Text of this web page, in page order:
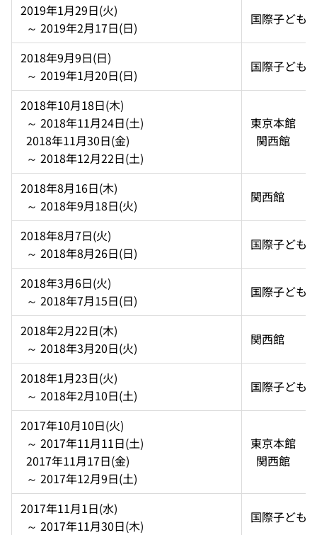
2019年1月29日(火)
  ～ 2019年2月17日(日)
国際子ども
2018年9月9日(日)
  ～ 2019年1月20日(日)
国際子ども
2018年10月18日(木)
  ～ 2018年11月24日(土)
  2018年11月30日(金)
  ～ 2018年12月22日(土)
東京本館
  関西館
2018年8月16日(木)
  ～ 2018年9月18日(火)
関西館
2018年8月7日(火)
  ～ 2018年8月26日(日)
国際子ども
2018年3月6日(火)
  ～ 2018年7月15日(日)
国際子ども
2018年2月22日(木)
  ～ 2018年3月20日(火)
関西館
2018年1月23日(火)
  ～ 2018年2月10日(土)
国際子ども
2017年10月10日(火)
  ～ 2017年11月11日(土)
  2017年11月17日(金)
  ～ 2017年12月9日(土)
東京本館
  関西館
2017年11月1日(水)
  ～ 2017年11月30日(木)
国際子ども